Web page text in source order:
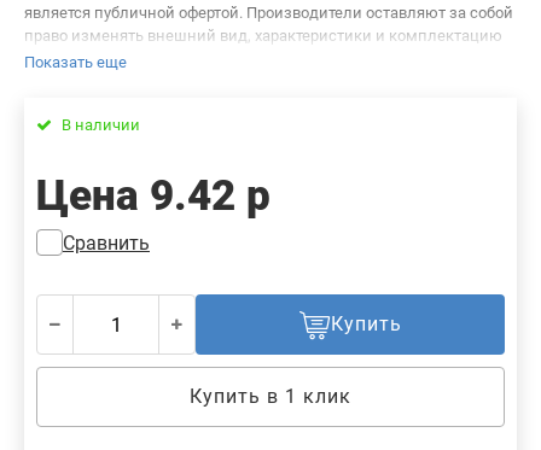
является публичной офертой. Производители оставляют за собой
право изменять внешний вид, характеристики и комплектацию
товара, предварительно не уведомляя продавцов и потребителей.
фотографиях товара. Будем благодарны вам за сообщение об
Показать еще
В наличии
Цена 9.42 р
Сравнить
Купить
Купить в 1 клик